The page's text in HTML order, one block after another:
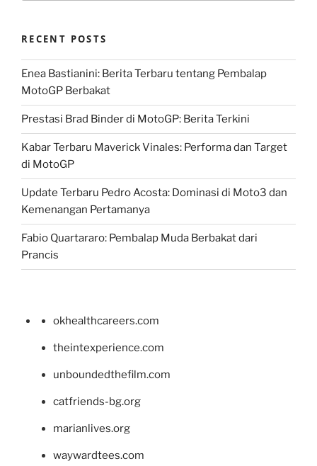
RECENT POSTS
Enea Bastianini: Berita Terbaru tentang Pembalap
MotoGP Berbakat
Prestasi Brad Binder di MotoGP: Berita Terkini
Kabar Terbaru Maverick Vinales: Performa dan Target
di MotoGP
Update Terbaru Pedro Acosta: Dominasi di Moto3 dan
Kemenangan Pertamanya
Fabio Quartararo: Pembalap Muda Berbakat dari
Prancis
okhealthcareers.com
theintexperience.com
unboundedthefilm.com
catfriends-bg.org
marianlives.org
waywardtees.com